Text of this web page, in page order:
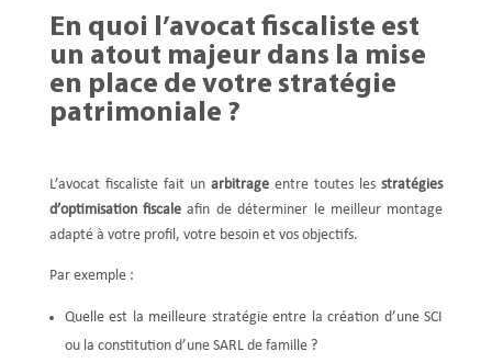
En quoi l’avocat fiscaliste est
un atout majeur dans la mise
en place de votre stratégie
patrimoniale ?
L’avocat fiscaliste fait un arbitrage entre toutes lesstratégies
d’optimisation fiscale afin de déterminer le meilleur montage
adapté à votre profil, votre besoin et vos objectifs.
Par exemple :
Quelle est la meilleure stratégie entre la création d’une SCI
ou la constitution d’une SARL de famille ?